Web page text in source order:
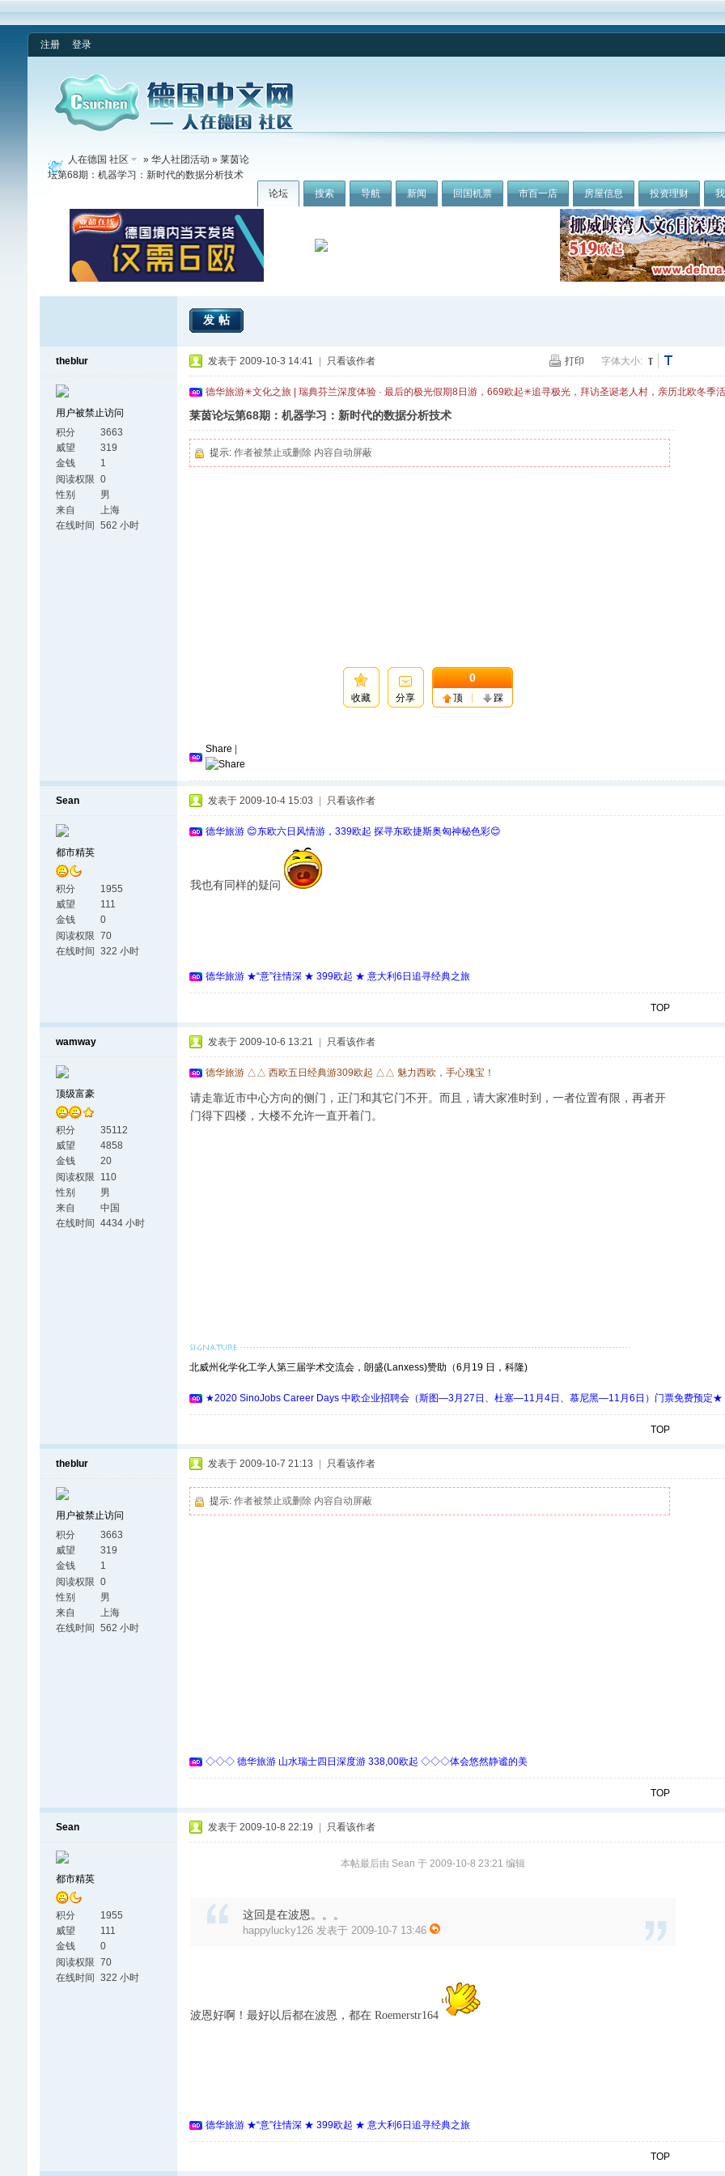
注册 登录
论坛 搜索 导航 新闻 回国机票 市百一店 房屋信息 投资理财
人在德国 社区 » 华人社团活动 » 莱茵论
坛第68期：机器学习：新时代的数据分析技术
发帖
theblur
用户被禁止访问
积分
3663
威望
319
金钱
1
阅读权限 0
性别
男
来自
上海
在线时间
562 小时
打印 字体大小:
发表于 2009-10-3 14:41 只看该作者
德华旅游✳文化之旅 | 瑞典芬兰深度体验 · 最后的极光假期8日游，669欧起✳追寻极光，拜访圣诞老人村，亲历北欧冬季
莱茵论坛第68期：机器学习：新时代的数据分析技术
提示: 作者被禁止或删除 内容自动屏蔽
收藏 分享
0
顶 踩
Share
Sean
都市精英
积分
1955
威望
111
金钱
0
阅读权限 70
在线时间 322 小时
发表于 2009-10-4 15:03 只看该作者
德华旅游 😊东欧六日风情游，339欧起 探寻东欧捷斯奥匈神秘色彩😊
我也有同样的疑问
德华旅游 ★“意”往情深 ★ 399欧起 ★ 意大利6日追寻经典之旅
TOP
wamway
顶级富豪
积分
35112
威望
4858
金钱
20
阅读权限
110
性别
男
来自
中国
在线时间
4434 小时
发表于 2009-10-6 13:21 只看该作者
德华旅游 △△ 西欧五日经典游309欧起 △△ 魅力西欧，手心瑰宝！
请走靠近市中心方向的侧门，正门和其它门不开。而且，请大家准时到，一者位置有限，再者开
门得下四楼，大楼不允许一直开着门。
北威州化学化工学人第三届学术交流会，朗盛(Lanxess)赞助（6月19 日，科隆)
★2020 SinoJobs Career Days 中欧企业招聘会（斯图—3月27日、杜塞—11月4日、慕尼黑—11月6日）门票免费预定★
TOP
theblur
用户被禁止访问
积分
3663
威望
319
金钱
1
阅读权限 0
性别
男
来自
上海
在线时间
562 小时
发表于 2009-10-7 21:13 只看该作者
提示: 作者被禁止或删除 内容自动屏蔽
◇◇◇ 德华旅游 山水瑞士四日深度游 338,00欧起 ◇◇◇体会悠然静谧的美
TOP
Sean
都市精英
积分
1955
威望
111
金钱
0
阅读权限 70
在线时间 322 小时
发表于 2009-10-8 22:19 只看该作者
本帖最后由 Sean 于 2009-10-8 23:21 编辑
这回是在波恩。。。
happylucky126 发表于 2009-10-7 13:46
波恩好啊！最好以后都在波恩，都在 Roemerstr164
德华旅游 ★“意”往情深 ★ 399欧起 ★ 意大利6日追寻经典之旅
TOP